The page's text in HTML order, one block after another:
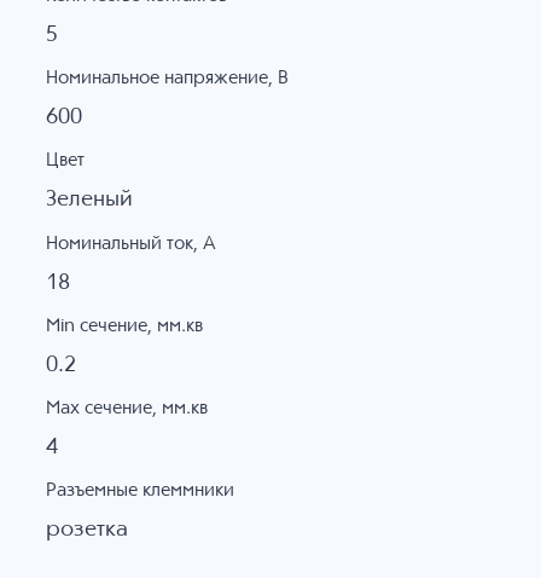
5
Номинальное напряжение, B
600
Цвет
Зеленый
Номинальный ток, А
18
Min сечение, мм.кв
0.2
Max сечение, мм.кв
4
Разъемные клеммники
розетка